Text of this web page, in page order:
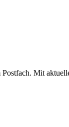
Mit